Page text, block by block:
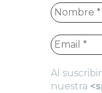
Al
nuestra